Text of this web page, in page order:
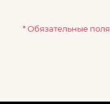
* Обязательные поля